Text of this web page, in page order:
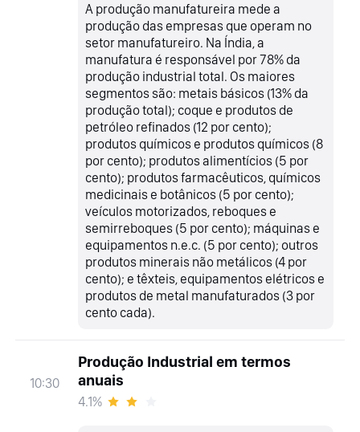
A produção manufatureira mede a
produção das empresas que operam no
setor manufatureiro. Na Índia, a
manufatura é responsável por 78% da
produção industrial total. Os maiores
segmentos são: metais básicos (13% da
produção total); coque e produtos de
petróleo refinados (12 por cento);
produtos químicos e produtos químicos (8
por cento); produtos alimentícios (5 por
cento); produtos farmacêuticos, químicos
medicinais e botânicos (5 por cento);
veículos motorizados, reboques e
semirreboques (5 por cento); máquinas e
equipamentos n.e.c. (5 por cento); outros
produtos minerais não metálicos (4 por
cento); e têxteis, equipamentos elétricos e
produtos de metal manufaturados (3 por
cento cada).
10:30
Produção Industrial em termos
anuais
4.1%